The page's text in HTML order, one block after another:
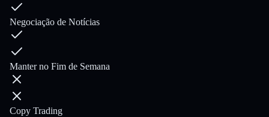
Negociação de Notícias
Manter no Fim de Semana
Copy Trading